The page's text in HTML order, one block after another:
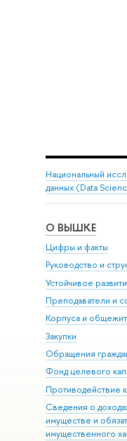
Национальный
данных (Data
О ВЫШКЕ
Цифры и факты
Руководство и
Устойчивое
Преподаватели и
Корпуса и
Закупки
Обращения
Фонд целевого
Противодействие
Сведения о
имуществе и
имущественного